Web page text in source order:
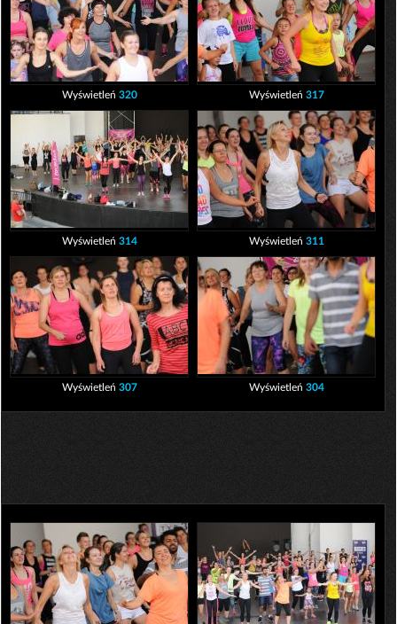
Wyświetleń 320 Wyświetleń 317
Wyświetleń 314 Wyświetleń 311
Wyświetleń 307 Wyświetleń 304